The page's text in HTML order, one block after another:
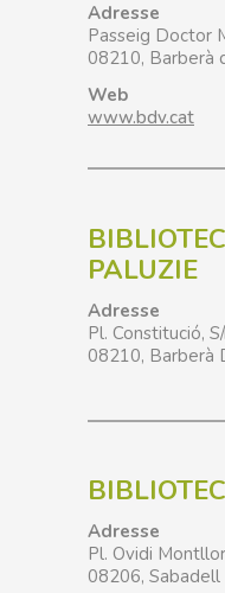
Adresse
Passeig Doctor
08210, Barberà
Web
www.bdv.cat
PALUZIE
Adresse
Pl. Constitució,
08210, Barberà
Adresse
Pl. Ovidi
08206, Sabadell